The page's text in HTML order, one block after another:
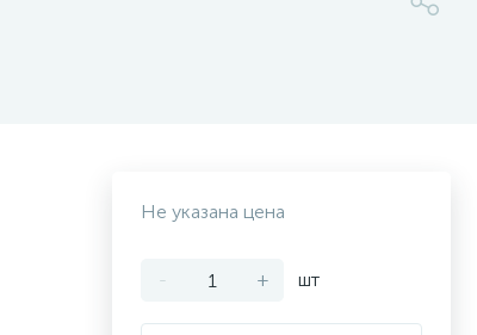
Не указана цена
- + шт